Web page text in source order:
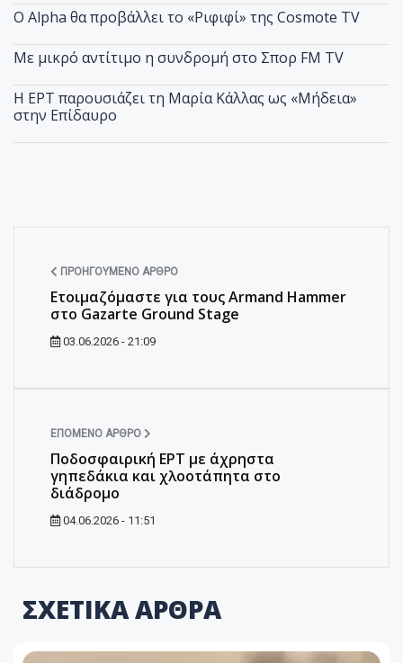
Ο Alpha θα προβάλλει το «Ριφιφί» της Cosmote TV
Με μικρό αντίτιμο η συνδρομή στο Σπορ FM TV
Η ΕΡΤ παρουσιάζει τη Μαρία Κάλλας ως «Μήδεια»
στην Επίδαυρο
ΠΡΟΗΓΟΎΜΕΝΟ ΆΡΘΡΟ
Ετοιμαζόμαστε για τους Armand Hammer
στο Gazarte Ground Stage
03.06.2026 - 21:09
ΕΠΌΜΕΝΟ ΆΡΘΡΟ
Ποδοσφαιρική ΕΡΤ με άχρηστα
γηπεδάκια και χλοοτάπητα στο
διάδρομο
04.06.2026 - 11:51
ΣΧΕΤΙΚΑ ΑΡΘΡΑ